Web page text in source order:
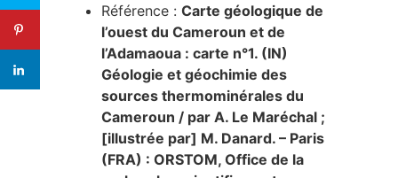
Référence : Carte géologique de
l’ouest du Cameroun et de
l’Adamaoua : carte n°1. (IN)
Géologie et géochimie des
sources thermominérales du
Cameroun / par A. Le Maréchal ;
[illustrée par] M. Danard. – Paris
(FRA) : ORSTOM, Office de la